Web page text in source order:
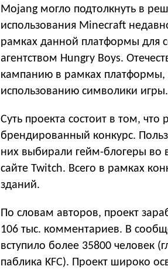
Mojang могло подтолкнуть в
использования Minecraft
рамках данной платформы для
агентством Hungry Boys.
кампанию в рамках
использованию символики игры.
Суть проекта состоит в том,
брендированный конкурс.
них выбирали гейм-блогеры во
сайте Twitch. Всего в рамках
зданий.
По словам авторов, проект
106 тыс. комментариев. В
вступило более 35800 человек
паблика KFC). Проект широко